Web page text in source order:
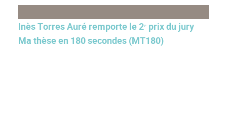
Inès Torres Auré remporte le 2ᵉ prix du jury
Ma thèse en 180 secondes (MT180)